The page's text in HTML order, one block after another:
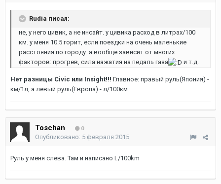
Rudia писал:
не, у него цивик, а не инсайт. у цивика расход в литрах/100
км. у меня 10.5 горит, если поездки на очень маленькие
расстояния по городу. а вообще зависит от многих
факторов: прогрев, сила нажатия на педаль газа
и т.д.
Нет разницы Civic или Insight!!! Главное: правый руль(Япония) -
км/1л, а левый руль(Европа) - л/100км.
Toschan 0
Опубликовано: 5 февраля 2015
Руль у меня слева. Там и написано L/100km